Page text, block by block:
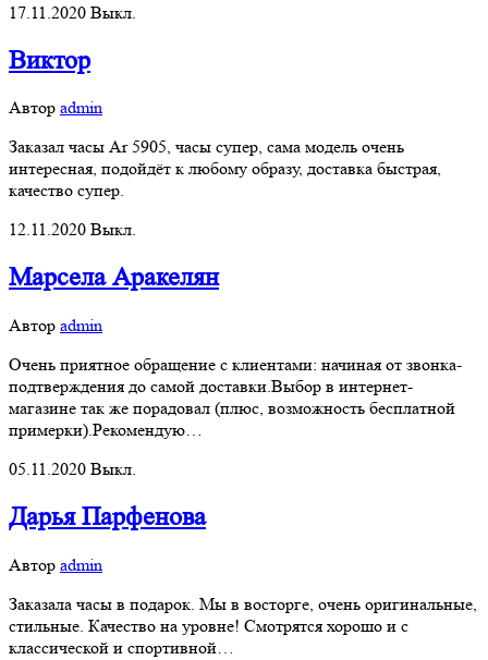
17.11.2020 Выкл.
Виктор
Автор admin
Заказал часы Ar 5905, часы супер, сама модель очень
интересная, подойдёт к любому образу, доставка быстрая,
качество супер.
12.11.2020 Выкл.
Марсела Аракелян
Автор admin
Очень приятное обращение с клиентами: начиная от звонка-
подтверждения до самой доставки.Выбор в интернет-
магазине так же порадовал (плюс, возможность бесплатной
примерки).Рекомендую…
05.11.2020 Выкл.
Дарья Парфенова
Автор admin
Заказала часы в подарок. Мы в восторге, очень оригинальные,
стильные. Качество на уровне! Смотрятся хорошо и с
классической и спортивной…